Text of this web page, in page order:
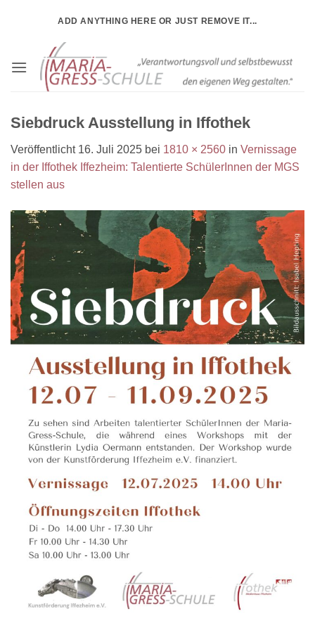
ADD ANYTHING HERE OR JUST REMOVE IT...
Siebdruck Ausstellung in Iffothek
Veröffentlicht 16. Juli 2025 bei 1810 × 2560 in Vernissage
in der Iffothek Iffezheim: Talentierte SchülerInnen der MGS
stellen aus